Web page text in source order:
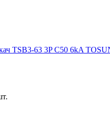
TSB3-63 3P C50 6kA